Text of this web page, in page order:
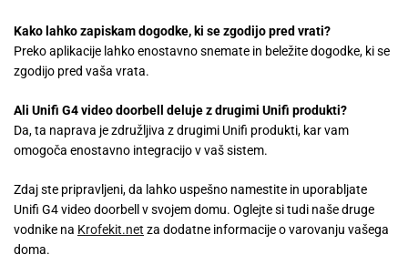
Kako lahko zapiskam dogodke, ki se zgodijo pred vrati?
Preko aplikacije lahko enostavno snemate in beležite dogodke, ki se
zgodijo pred vaša vrata.
Ali Unifi G4 video doorbell deluje z drugimi Unifi produkti?
Da, ta naprava je združljiva z drugimi Unifi produkti, kar vam
omogoča enostavno integracijo v vaš sistem.
Zdaj ste pripravljeni, da lahko uspešno namestite in uporabljate
Unifi G4 video doorbell v svojem domu. Oglejte si tudi naše druge
vodnike na Krofekit.net za dodatne informacije o varovanju vašega
doma.